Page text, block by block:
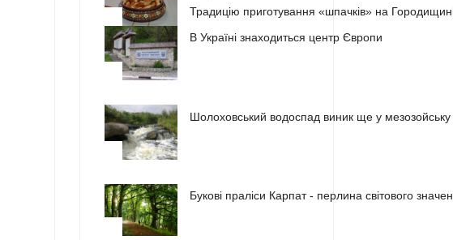
Традицію приготування «шпачків» на
В Україні знаходиться центр Європи
Шолоховський водоспад виник ще у мезозойську
Букові праліси Карпат - перлина світового